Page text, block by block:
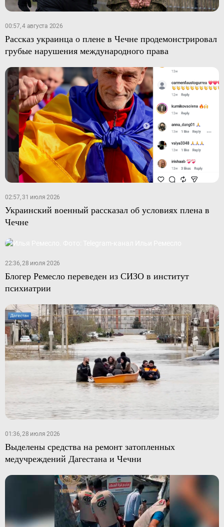
00:57, 4 августа 2026
Рассказ украинца о плене в Чечне продемонстрировал
грубые нарушения международного права
02:57, 31 июля 2026
Украинский военный рассказал об условиях плена в
Чечне
22:36, 28 июля 2026
Блогер Ремесло переведен из СИЗО в институт
психиатрии
01:36, 28 июля 2026
Выделены средства на ремонт затопленных
медучреждений Дагестана и Чечни